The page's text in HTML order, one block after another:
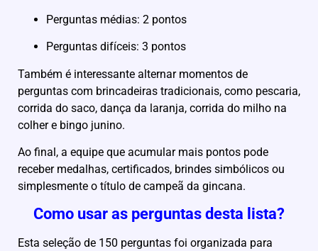
Perguntas médias: 2 pontos
Perguntas difíceis: 3 pontos
Também é interessante alternar momentos de
perguntas com brincadeiras tradicionais, como pescaria,
corrida do saco, dança da laranja, corrida do milho na
colher e bingo junino.
Ao final, a equipe que acumular mais pontos pode
receber medalhas, certificados, brindes simbólicos ou
simplesmente o título de campeã da gincana.
Como usar as perguntas desta lista?
Esta seleção de 150 perguntas foi organizada para